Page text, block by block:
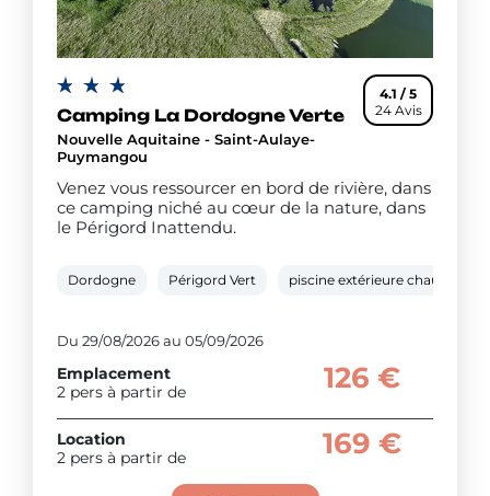
4.1 / 5
24 Avis
Camping La Dordogne Verte
Nouvelle Aquitaine - Saint-Aulaye-
Puymangou
Venez vous ressourcer en bord de rivière, dans
ce camping niché au cœur de la nature, dans
le Périgord Inattendu.
Dordogne Périgord Vert piscine extérieure chauffée
Du 29/08/2026 au 05/09/2026
Emplacement
2 pers à partir de
126 €
Location
2 pers à partir de
169 €